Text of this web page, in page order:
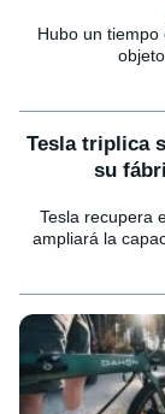
Hubo un
Tesla triplica
su
Tesla recupera
ampliará la